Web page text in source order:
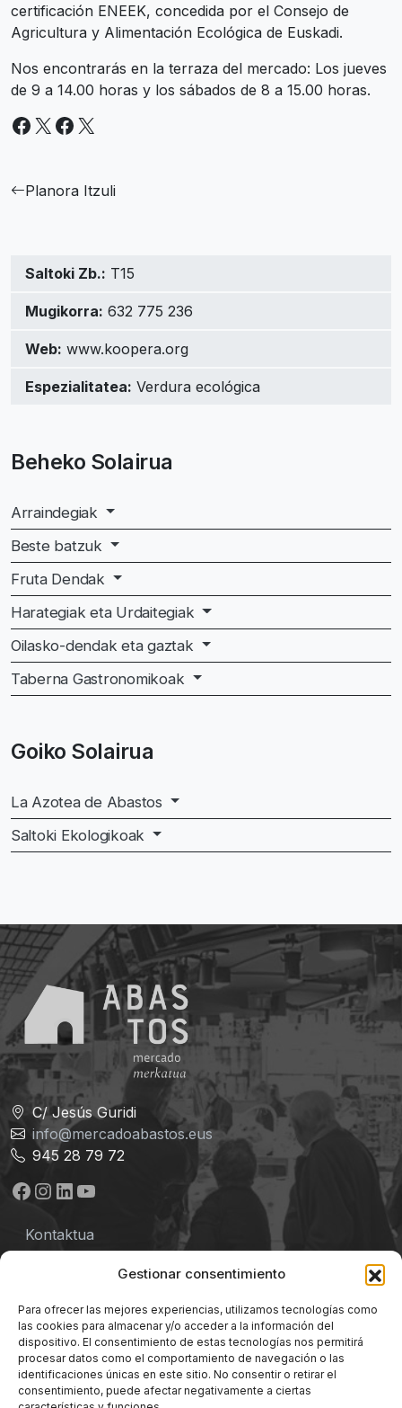
Gestionar consentimiento
Para ofrecer las mejores experiencias, utilizamos tecnologías como
las cookies para almacenar y/o acceder a la información del
dispositivo. El consentimiento de estas tecnologías nos permitirá
procesar datos como el comportamiento de navegación o las
identificaciones únicas en este sitio. No consentir o retirar el
consentimiento, puede afectar negativamente a ciertas
certificación ENEEK, concedida por el Consejo de
Agricultura y Alimentación Ecológica de Euskadi.
Nos encontrarás en la terraza del mercado: Los jueves
de 9 a 14.00 horas y los sábados de 8 a 15.00 horas.
Facebook
X Facebook
X
Planora Itzuli
Saltoki Zb.: T15
Mugikorra: 632 775 236
Web: www.koopera.org
Espezialitatea: Verdura ecológica
Beheko Solairua
Arraindegiak
Beste batzuk
Fruta Dendak
Harategiak eta Urdaitegiak
Oilasko-dendak eta gaztak
Taberna Gastronomikoak
Goiko Solairua
La Azotea de Abastos
Saltoki Ekologikoak
C/ Jesús Guridi
info@mercadoabastos.eus
945 28 79 72
Facebook
Instagram
LinkedIn
YouTube
Kontaktua
Pribatutasun-politika
Baldintzak
Cookie-politika